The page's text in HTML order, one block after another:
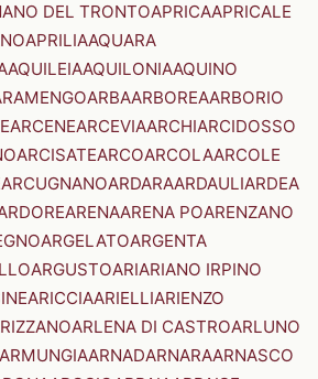
DEL TRONTOAPRICAAPRICALE
APRILIAAQUARA
AQUILEIAAQUILONIAAQUINO
ARBAARBOREAARBORIO
ARCENEARCEVIAARCHIARCIDOSSO
ARCISATEARCOARCOLAARCOLE
ARCUGNANOARDARAARDAULIARDEA
ARENAARENA POARENZANO
ARGELATOARGENTA
ARGUSTOARIARIANO IRPINO
ARICCIAARIELLIARIENZO
ARLENA DI CASTROARLUNO
ARMUNGIAARNADARNARAARNASCO